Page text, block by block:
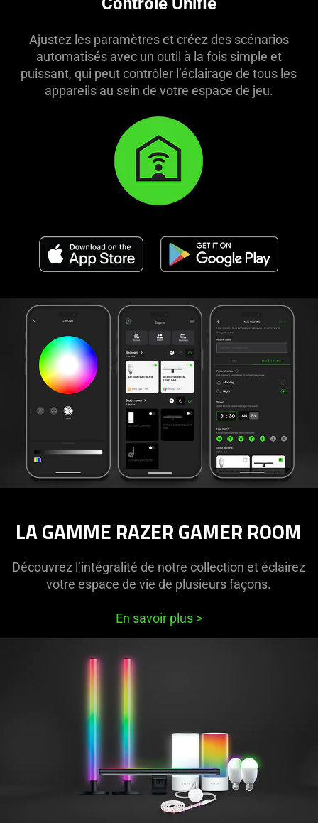
Ajustez les paramètres et créez des scénarios
automatisés avec un outil à la fois simple et
puissant, qui peut contrôler l’éclairage de tous les
appareils au sein de votre espace de jeu.
LA GAMME RAZER GAMER ROOM
Découvrez l’intégralité de notre collection et éclairez
votre espace de vie de plusieurs façons.
En savoir plus >